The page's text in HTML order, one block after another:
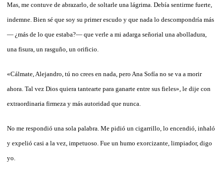
Mas, me contuve de abrazarlo, de soltarle una lágrima. Debía sentirme fuerte,
indemne. Bien sé que soy su primer escudo y que nada lo descompondría más
— ¿más de lo que estaba?— que verle a mi adarga señorial una abolladura,
una fisura, un rasguño, un orificio.
«Cálmate, Alejandro, tú no crees en nada, pero Ana Sofía no se va a morir
ahora. Tal vez Dios quiera tantearte para ganarte entre sus fieles», le dije con
extraordinaria firmeza y más autoridad que nunca.
No me respondió una sola palabra. Me pidió un cigarrillo, lo encendió, inhaló
y expelió casi a la vez, impetuoso. Fue un humo exorcizante, limpiador, digo
yo.